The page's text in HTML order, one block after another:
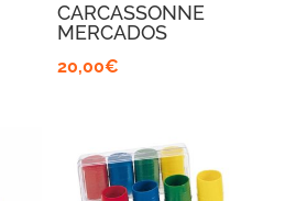
CARCASSONNE
MERCADOS
20,00€